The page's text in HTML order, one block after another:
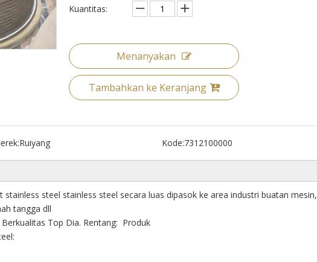
Kuantitas:
Menanyakan
Tambahkan ke Keranjang
Ruiyang Kode:7312100000
steel stainless steel secara luas dipasok ke area industri buatan mesin,
tangga dll
Top Dia. Rentang: Produk